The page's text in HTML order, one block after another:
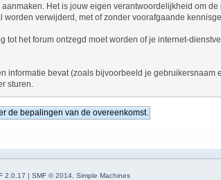
Het is jouw eigen verantwoordelijkheid om
verwijderd, met of zonder voorafgaande
het forum ontzegd moet worden of je internet-
bevat (zoals bijvoorbeeld je
sturen.
2.0.17 | SMF © 2014 Simple Machines